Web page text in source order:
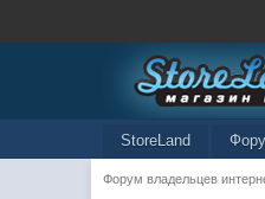
StoreLand
Форум владельцев